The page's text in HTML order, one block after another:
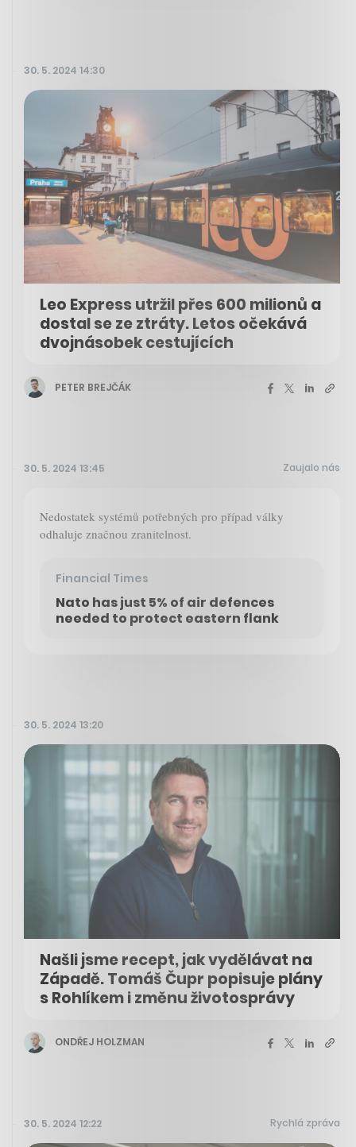
30. 5. 2024 14:30
Leo Express utržil přes 600 milionů a
dostal se ze ztráty. Letos očekává
dvojnásobek cestujících
PETER BREJČÁK
30. 5. 2024 13:45 Zaujalo nás
Nedostatek systémů potřebných pro případ války
odhaluje značnou zranitelnost.
Financial Times
Nato has just 5% of air defences
needed to protect eastern flank
30. 5. 2024 13:20
Našli jsme recept, jak vydělávat na
Západě. Tomáš Čupr popisuje plány
s Rohlíkem i změnu životosprávy
ONDŘEJ HOLZMAN
30. 5. 2024 12:22 Rychlá zpráva